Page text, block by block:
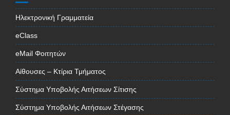
Ηλεκτρονική Γραμματεία
eClass
eMail Φοιτητών
Αίθουσες – Κτίρια Τμήματος
Σύστημα Υποβολής Αιτήσεων Σίτισης
Σύστημα Υποβολής Αιτήσεων Στέγασης